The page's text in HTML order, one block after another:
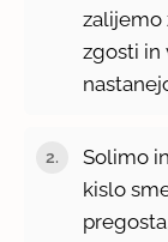
zalijemo
zgosti in
Solimo
kislo